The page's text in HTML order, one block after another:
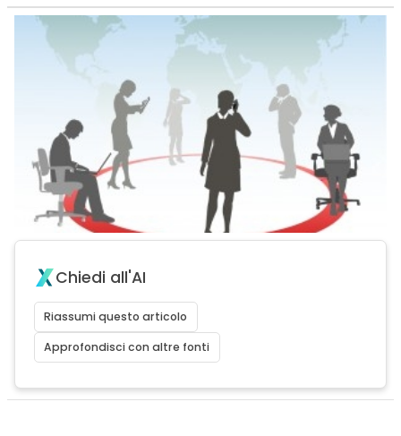
Chiedi all'AI
Riassumi questo articolo
Approfondisci con altre fonti